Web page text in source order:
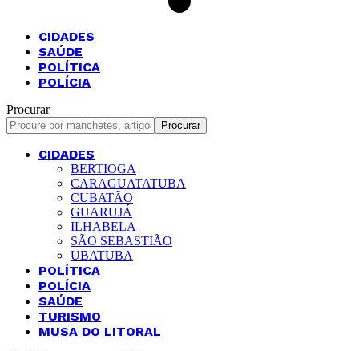
CIDADES
SAÚDE
POLÍTICA
POLÍCIA
Procurar
CIDADES
BERTIOGA
CARAGUATATUBA
CUBATÃO
GUARUJÁ
ILHABELA
SÃO SEBASTIÃO
UBATUBA
POLÍTICA
POLÍCIA
SAÚDE
TURISMO
MUSA DO LITORAL